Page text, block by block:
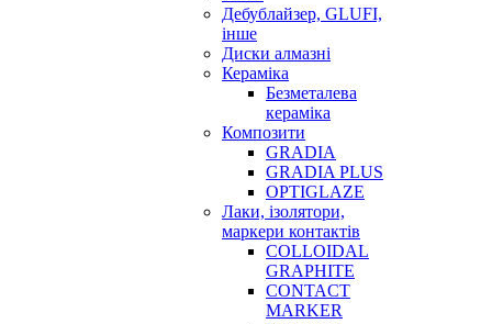
Дебублайзер, GLUFI,
інше
Диски алмазні
Кераміка
Безметалева
кераміка
Композити
GRADIA
GRADIA PLUS
OPTIGLAZE
Лаки, ізолятори,
маркери контактів
COLLOIDAL
GRAPHITE
CONTACT
MARKER